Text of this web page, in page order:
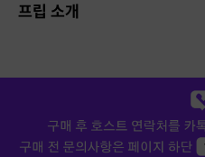
프립 소개